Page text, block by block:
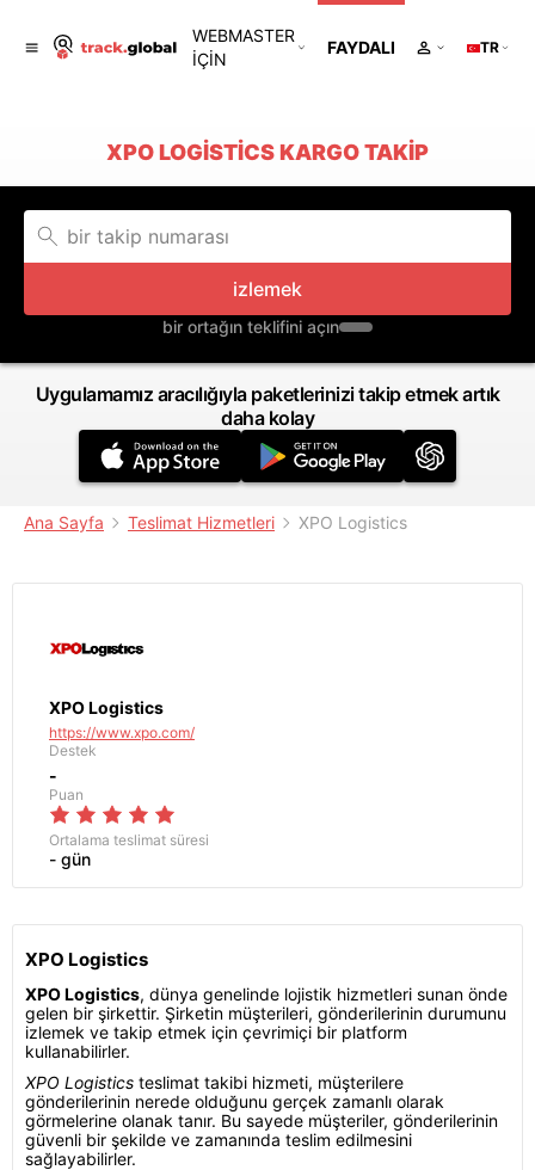
WEBMASTER
IÇIN
FAYDALI TR
XPO LOGISTICS KARGO TAKIP
izlemek
bir ortağın teklifini açın
Uygulamamız aracılığıyla paketlerinizi takip etmek artık
daha kolay
Ana Sayfa Teslimat Hizmetleri XPO Logistics
XPO Logistics
https://www.xpo.com/
Destek
-
Puan
Ortalama teslimat süresi
- gün
XPO Logistics
XPO Logistics, dünya genelinde lojistik hizmetleri sunan önde
gelen bir şirkettir. Şirketin müşterileri, gönderilerinin durumunu
izlemek ve takip etmek için çevrimiçi bir platform
kullanabilirler.
XPO Logistics teslimat takibi hizmeti, müşterilere
gönderilerinin nerede olduğunu gerçek zamanlı olarak
görmelerine olanak tanır. Bu sayede müşteriler, gönderilerinin
güvenli bir şekilde ve zamanında teslim edilmesini
sağlayabilirler.